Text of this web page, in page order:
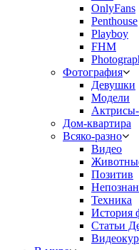
OnlyFans
Penthouse
Playboy
FHM
Фотография
Девушки
Модели
Дом-квартира
Всяко-разно
Видео
Позитив
Техника
История
Статьи